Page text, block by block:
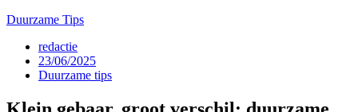
Duurzame Tips
redactie
23/06/2025
Duurzame tips